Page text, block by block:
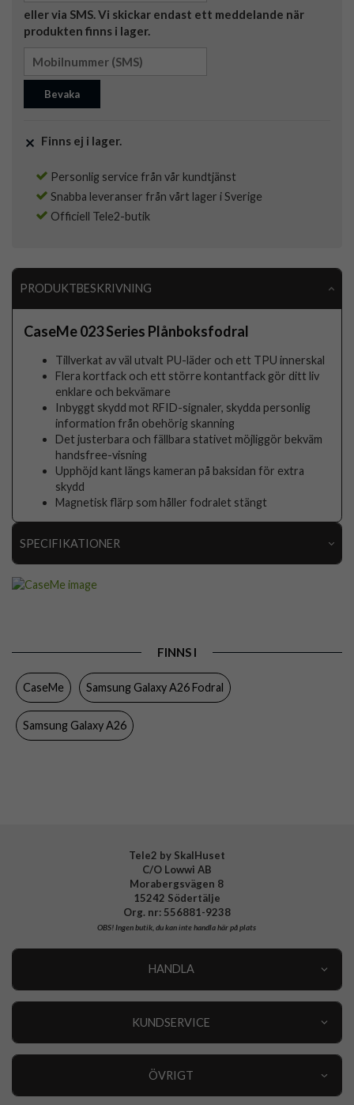
eller via SMS. Vi skickar endast ett meddelande när
produkten finns i lager.
Bevaka
Finns ej i lager.
Personlig service från vår kundtjänst
Snabba leveranser från vårt lager i Sverige
Officiell Tele2-butik
PRODUKTBESKRIVNING
CaseMe 023 Series Plånboksfodral
Tillverkat av väl utvalt PU-läder och ett TPU innerskal
Flera kortfack och ett större kontantfack gör ditt liv
enklare och bekvämare
Inbyggt skydd mot RFID-signaler, skydda personlig
information från obehörig skanning
Det justerbara och fällbara stativet möjliggör bekväm
handsfree-visning
Upphöjd kant längs kameran på baksidan för extra
skydd
Magnetisk flärp som håller fodralet stängt
SPECIFIKATIONER
Kortfack, RFID-skydd, Stativfunktion
Färg
Varumärke
FINNS I
CaseMe Samsung Galaxy A26 Fodral
Samsung Galaxy A26
Tele2 by SkalHuset
C/O Lowwi AB
Morabergsvägen 8
15242 Södertälje
Org. nr: 556881-9238
OBS!Ingen butik, du kan inte handla här på plats
HANDLA
KUNDSERVICE
ÖVRIGT